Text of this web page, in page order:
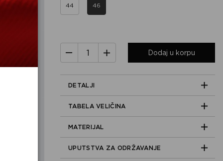
44 46
Dodaj u korpu
DETALJI
TABELA VELIČINA
MATERIJAL
UPUTSTVA ZA ODRŽAVANJE